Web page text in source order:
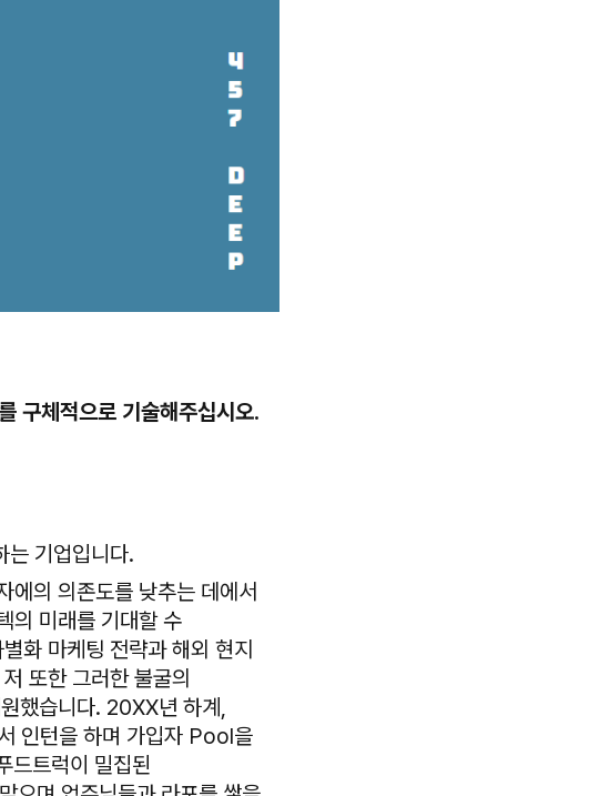
구체적으로 기술해주십시오.
는 기업입니다.
에의 의존도를 낮추는 데에서
의 미래를 기대할 수
화 마케팅 전략과 해외 현지
또한 그러한 불굴의
했습니다. 20XX년 하계,
인턴을 하며 가입자 Pool을
드트럭이 밀집된